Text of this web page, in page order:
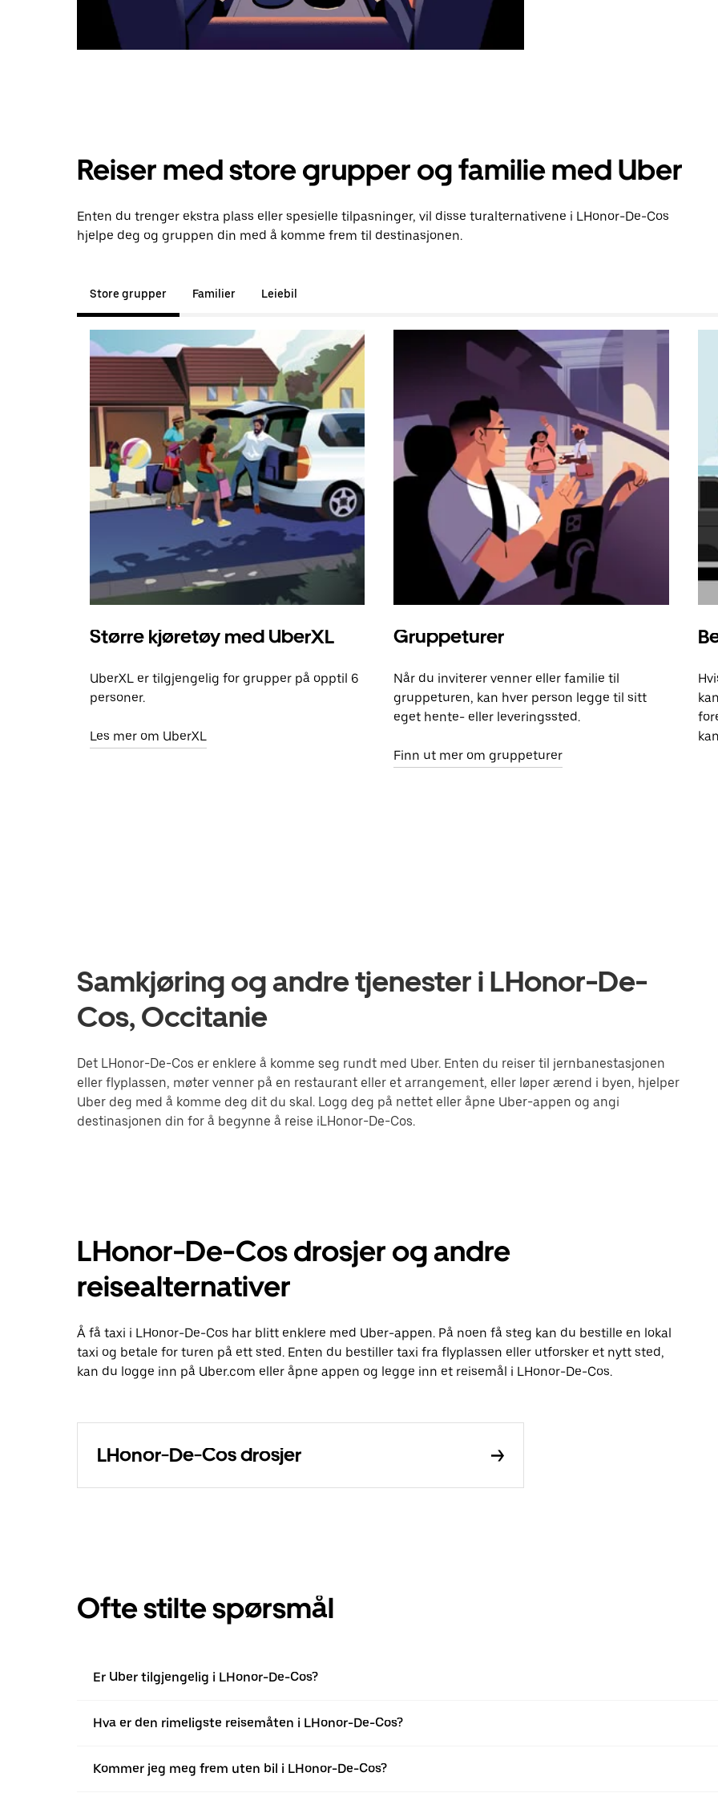
Reiser med store grupper og familie med Uber
Enten du trenger ekstra plass eller spesielle tilpasninger, vil disse turalternativene i LHonor-De-Cos
hjelpe deg og gruppen din med å komme frem til destinasjonen.
Store grupper Familier Leiebil
Større kjøretøy med UberXL
UberXL er tilgjengelig for grupper på opptil 6
personer.
Les mer om UberXL
Gruppeturer
Når du inviterer venner eller familie til
gruppeturen, kan hver person legge til sitt
eget hente- eller leveringssted.
Finn ut mer om gruppeturer
Samkjøring og andre tjenester i LHonor-De-
Cos, Occitanie
Det LHonor-De-Cos er enklere å komme seg rundt med Uber. Enten du reiser til jernbanestasjonen
eller flyplassen, møter venner på en restaurant eller et arrangement, eller løper ærend i byen, hjelper
Uber deg med å komme deg dit du skal. Logg deg på nettet eller åpne Uber-appen og angi
destinasjonen din for å begynne å reise iLHonor-De-Cos.
LHonor-De-Cos drosjer og andre
reisealternativer
Å få taxi i LHonor-De-Cos har blitt enklere med Uber-appen. På noen få steg kan du bestille en lokal
taxi og betale for turen på ett sted. Enten du bestiller taxi fra flyplassen eller utforsker et nytt sted,
kan du logge inn på Uber.com eller åpne appen og legge inn et reisemål i LHonor-De-Cos.
LHonor-De-Cos drosjer
Ofte stilte spørsmål
Er Uber tilgjengelig i LHonor-De-Cos?
Hva er den rimeligste reisemåten i LHonor-De-Cos?
Kommer jeg meg frem uten bil i LHonor-De-Cos?